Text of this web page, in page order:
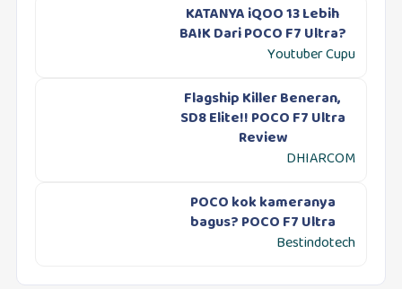
KATANYA iQOO 13 Lebih
BAIK Dari POCO F7 Ultra?
Youtuber Cupu
Flagship Killer Beneran,
SD8 Elite!! POCO F7 Ultra
Review
DHIARCOM
POCO kok kameranya
bagus? POCO F7 Ultra
Bestindotech